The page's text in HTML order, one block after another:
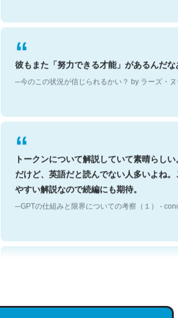
彼もまた「努力できる才能」があるんだな
─今のこの状況が信じられるかい？ by ラーズ・ヌ
トークンについて解説していて素晴らし
だけど、英語だと読んでない人多いよね
やすい解説なので続編にも期待。
─GPTの仕組みと限界についての考察（１） -